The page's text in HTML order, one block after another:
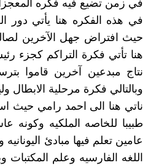
في زمن تضيع فيه فكره
في هذه الفكره هنا يأتي دور
حيث افتراض جهل الآخرين
هنا تأتي فكرة التراكم كجزء
نتاج مبدعين آخرين قاموا
وبالتالي فكرة مرحلية الابطال
ناتي هنا الى احمد رامي حيث
طبيبا للخاصه الملكيه
عامين تعلم فيها مبادئ
اللغه الفارسيه وعلم المكتبات